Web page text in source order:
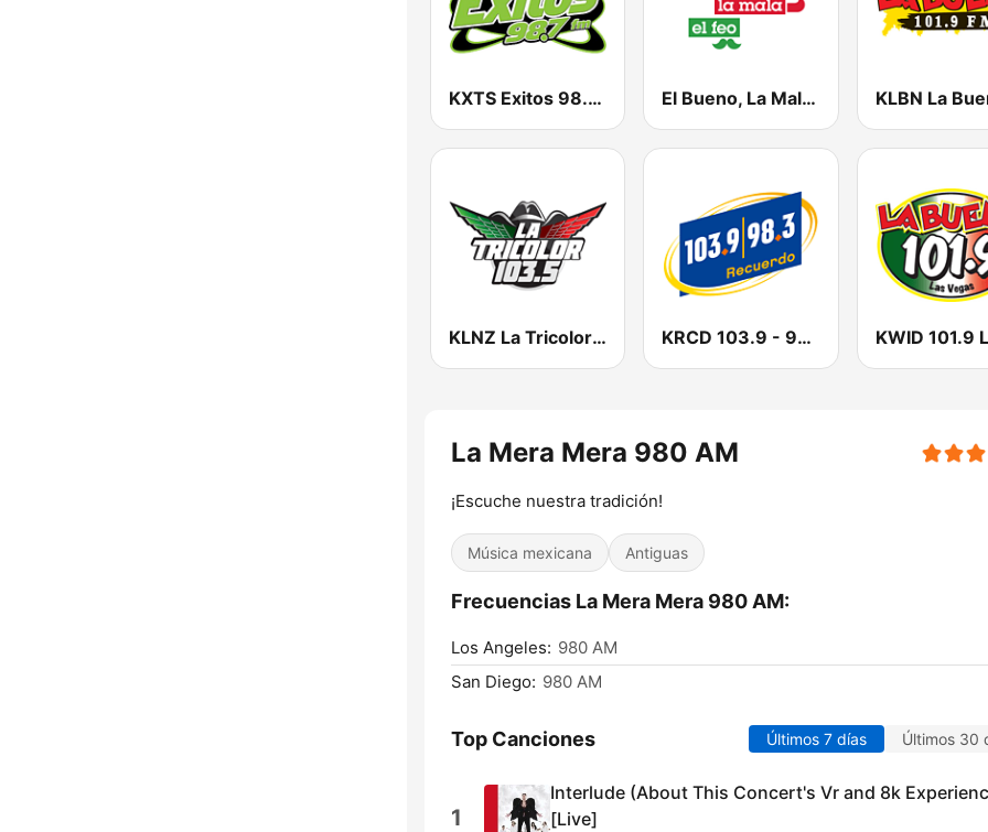
KXTS Exitos 98.7 FM El Bueno, La Mala y El Feo
KLNZ La Tricolor 103.5 FM KRCD 103.9 - 98.3 Recuerdo (US Only)
La Mera Mera 980 AM
¡Escuche nuestra tradición!
Música mexicana Antiguas
Frecuencias La Mera Mera 980 AM:
Los Angeles: 980 AM
San Diego: 980 AM
Top Canciones Últimos 7 días Últimos 30
1
Interlude (About This Concert's Vr and 8k
[Live]